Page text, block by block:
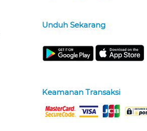
Unduh Sekarang
Keamanan Transaksi